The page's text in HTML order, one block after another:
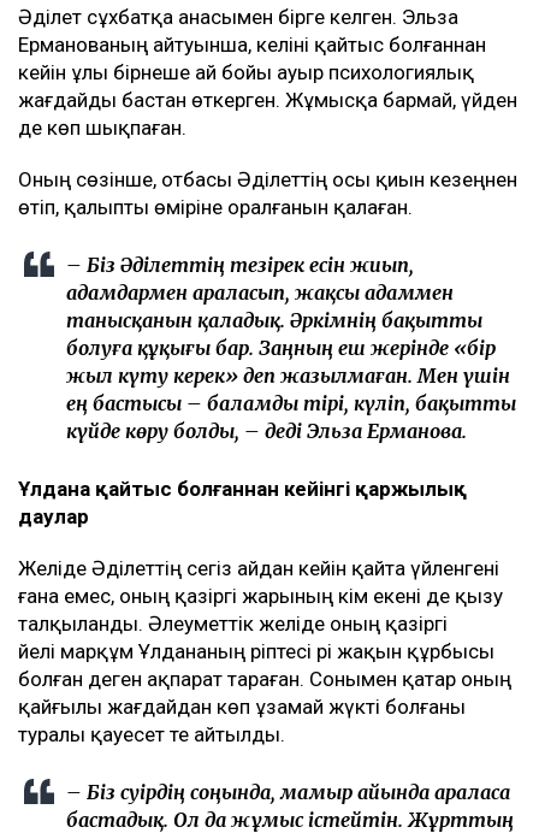
Әділет сұхбатқа анасымен бірге келген. Эльза
Ерманованың айтуынша, келіні қайтыс болғаннан
кейін ұлы бірнеше ай бойы ауыр психологиялық
жағдайды бастан өткерген. Жұмысқа бармай, үйден
де көп шықпаған.
Оның сөзінше, отбасы Әділеттің осы қиын кезеңнен
өтіп, қалыпты өміріне оралғанын қалаған.
– Біз Әділеттің тезірек есін жиып,
адамдармен араласып, жақсы адаммен
танысқанын қаладық. Әркімнің бақытты
болуға құқығы бар. Заңның еш жерінде «бір
жыл күту керек» деп жазылмаған. Мен үшін
ең бастысы – баламды тірі, күліп, бақытты
күйде көру болды, – деді Эльза Ерманова.
Ұлдана қайтыс болғаннан кейінгі қаржылық
даулар
Желіде Әділеттің сегіз айдан кейін қайта үйленгені
ғана емес, оның қазіргі жарының кім екені де қызу
талқыланды. Әлеуметтік желіде оның қазіргі
әйелі марқұм Ұлдананың әріптесі әрі жақын құрбысы
болған деген ақпарат тараған. Сонымен қатар оның
қайғылы жағдайдан көп ұзамай жүкті болғаны
туралы қауесет те айтылды.
– Біз сәуірдің соңында, мамыр айында араласа
бастадық. Ол да жұмыс істейтін. Жұрттың